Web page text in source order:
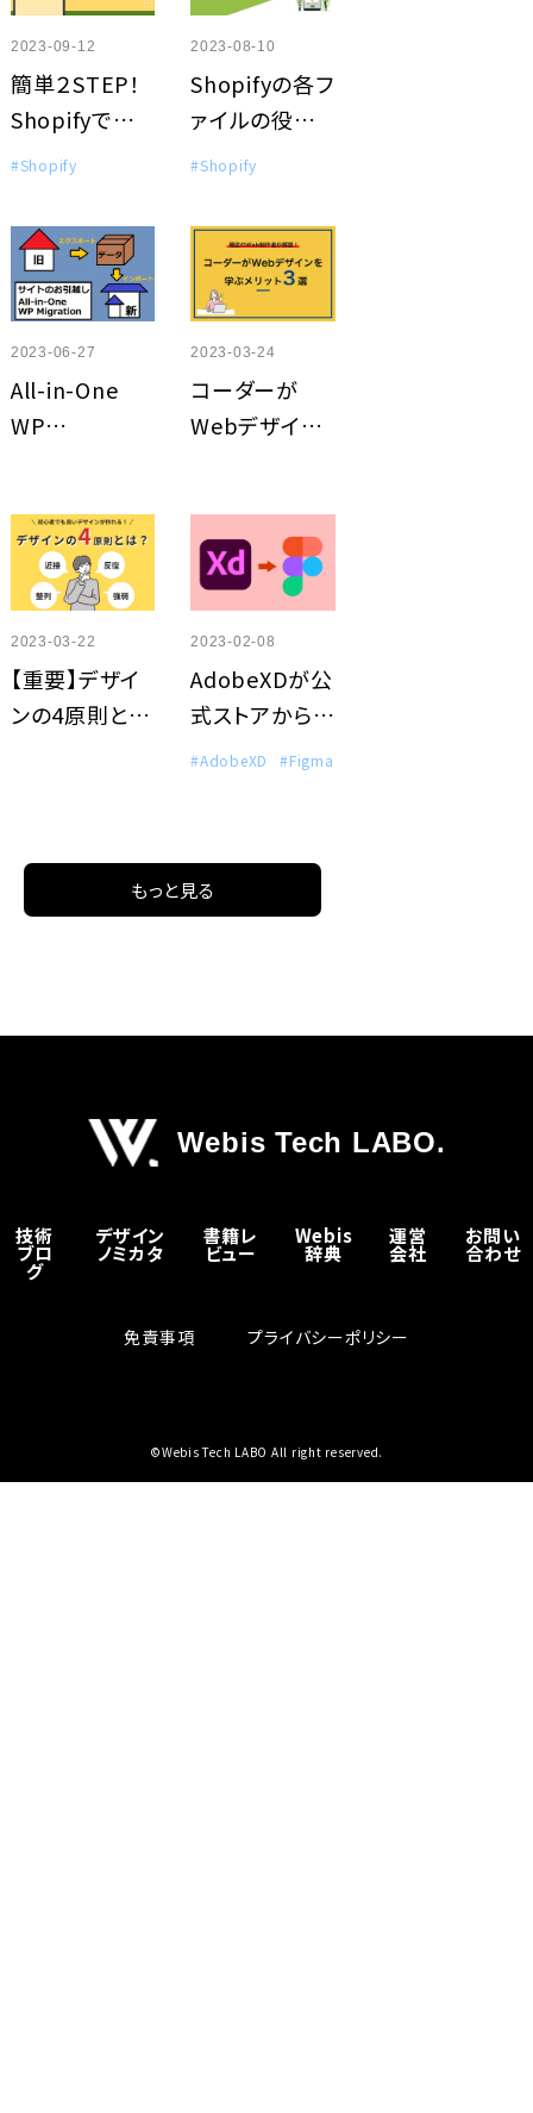
2023-09-12
簡単２STEP！
Shopifyでハン
バーガーメニ
イズする方法
#Shopify
2023-08-10
Shopifyの各フ
ァイルの役割
まとめ【レイア
ート】
#Shopify
2023-06-27
All-in-One
WP
会があったの
でインポートと
エクスポートも
含めて調べて
みましたよ！
2023-03-24
コーダーが
Webデザイン
2023-03-22
【重要】デザイ
ンの4原則と
2023-02-08
AdobeXDが公
式ストアから消
えた!? これか
て考える
#AdobeXD #Figma
もっと見る
Webis Tech LABO.
技術
ブロ
グ
デザイン
ノミカタ
書籍レ
ビュー
Webis
辞典
運営
会社
お問い
合わせ
免責事項 プライバシーポリシー
©Webis Tech LABO All right reserved.